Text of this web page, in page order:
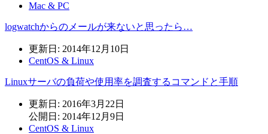
Mac & PC
logwatchからのメールが来ないと思ったら…
更新日: 2014年12月10日
CentOS & Linux
Linuxサーバの負荷や使用率を調査するコマンドと手順
更新日: 2016年3月22日
公開日: 2014年12月9日
CentOS & Linux